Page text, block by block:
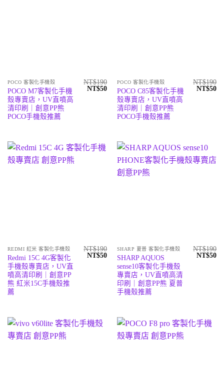
POCO 客製化手機殼
POCO M7客製化手機
殼專賣店，UV直噴高
清印刷｜創意PP熊
POCO手機殼推薦
NT$190
原
NT$190。
NT$50目
格：
NT$50。
POCO 客製化手機殼
POCO C85客製化手機
殼專賣店，UV直噴高
清印刷｜創意PP熊
POCO手機殼推薦
NT$190
原
NT$50目
REDMI 紅米 客製化手機殼
Redmi 15C 4G客製化
手機殼專賣店，UV直
噴高清印刷｜創意PP
熊 紅米15C手機殼推
薦
NT$190
原
NT$50目
格：
NT$50。
SHARP 夏普 客製化手機殼
SHARP AQUOS
sense10客製化手機殼
專賣店，UV直噴高清
印刷｜創意PP熊 夏普
手機殼推薦
NT$190
原
NT$50目